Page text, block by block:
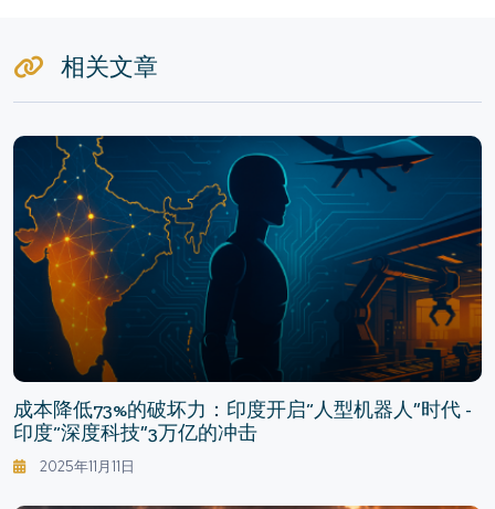
相关文章
成本降低73%的破坏力：印度开启“人型机器人”时代 -
印度“深度科技”3万亿的冲击
2025年11月11日